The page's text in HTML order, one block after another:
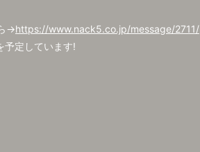
→https://www.nack5.co.jp/message/2711/
予定しています!